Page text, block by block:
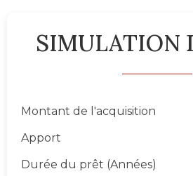
SIMULATION
Montant de l'acquisition
Apport
Durée du prêt (Années)